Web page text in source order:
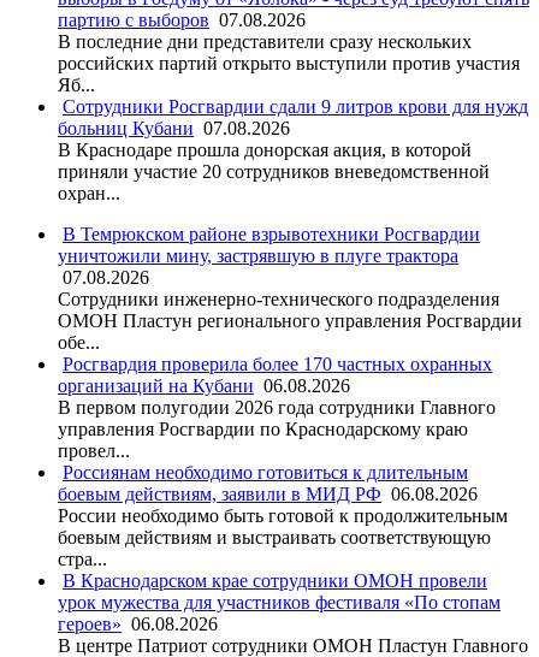
партию с выборов 07.08.2026
В последние дни представители сразу нескольких
российских партий открыто выступили против участия
Яб...
Сотрудники Росгвардии сдали 9 литров крови для нужд
больниц Кубани 07.08.2026
В Краснодаре прошла донорская акция, в которой
приняли участие 20 сотрудников вневедомственной
охран...
В Темрюкском районе взрывотехники Росгвардии
уничтожили мину, застрявшую в плуге трактора
07.08.2026
Сотрудники инженерно-технического подразделения
ОМОН Пластун регионального управления Росгвардии
обе...
Росгвардия проверила более 170 частных охранных
организаций на Кубани 06.08.2026
В первом полугодии 2026 года сотрудники Главного
управления Росгвардии по Краснодарскому краю
провел...
Россиянам необходимо готовиться к длительным
боевым действиям, заявили в МИД РФ 06.08.2026
России необходимо быть готовой к продолжительным
боевым действиям и выстраивать соответствующую
стра...
В Краснодарском крае сотрудники ОМОН провели
урок мужества для участников фестиваля «По стопам
героев» 06.08.2026
В центре Патриот сотрудники ОМОН Пластун Главного